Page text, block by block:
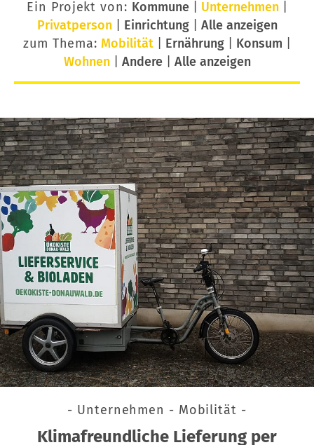
Ein Projekt von: Kommune| Unternehmen|
Privatperson| Einrichtung| Alle anzeigen
zum Thema: Mobilität Ernährung Konsum
Wohnen| Andere| Alle anzeigen
- Unternehmen - Mobilität -
Klimafreundliche Lieferung per